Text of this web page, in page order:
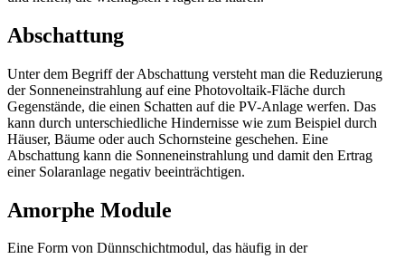
Abschattung
Unter dem Begriff der Abschattung versteht man die Reduzierung
der Sonneneinstrahlung auf eine Photovoltaik-Fläche durch
Gegenstände, die einen Schatten auf die PV-Anlage werfen. Das
kann durch unterschiedliche Hindernisse wie zum Beispiel durch
Häuser, Bäume oder auch Schornsteine geschehen. Eine
Abschattung kann die Sonneneinstrahlung und damit den Ertrag
einer Solaranlage negativ beeinträchtigen.
Amorphe Module
Eine Form von Dünnschichtmodul, das häufig in der